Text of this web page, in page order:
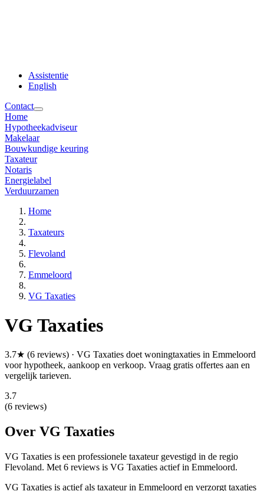
Assistentie
English
Contact
Home
Hypotheekadviseur
Makelaar
Bouwkundige keuring
Taxateur
Notaris
Energielabel
Verduurzamen
Home
Taxateurs
Flevoland
Emmeloord
VG Taxaties
VG Taxaties
3.7★ (6 reviews) · VG Taxaties doet woningtaxaties in Emmeloord
voor hypotheek, aankoop en verkoop. Vraag gratis offertes aan en
vergelijk tarieven.
3.7
(6 reviews)
Over VG Taxaties
VG Taxaties is een professionele taxateur gevestigd in de regio
Flevoland. Met 6 reviews is VG Taxaties actief in Emmeloord.
VG Taxaties is actief als taxateur in Emmeloord en verzorgt taxaties